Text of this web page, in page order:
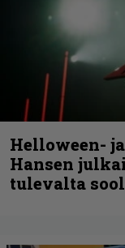
Helloween-
Hansen
tulevalta